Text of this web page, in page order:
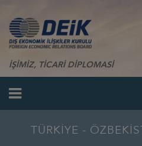
İŞİMİZ, TİCARİ DİPLOMASİ
TÜRKİYE -